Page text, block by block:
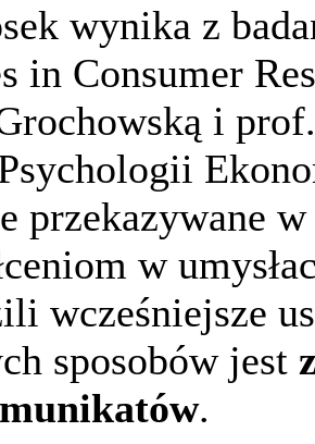
wynika z
in Consumer
i
przekazywane
w
wcześniejsze
sposobów jest
.